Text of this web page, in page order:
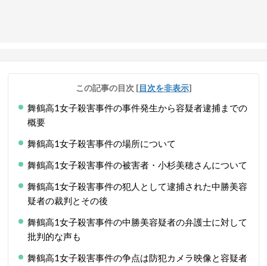
この記事の目次 [目次を非表示]
舞鶴高1女子殺害事件の事件発生から容疑者逮捕までの
概要
舞鶴高1女子殺害事件の場所について
舞鶴高1女子殺害事件の被害者・小杉美穂さんについて
舞鶴高1女子殺害事件の犯人として逮捕された中勝美容
疑者の裁判とその後
舞鶴高1女子殺害事件の中勝美容疑者の弁護士に対して
批判的な声も
舞鶴高1女子殺害事件の争点は防犯カメラ映像と容疑者